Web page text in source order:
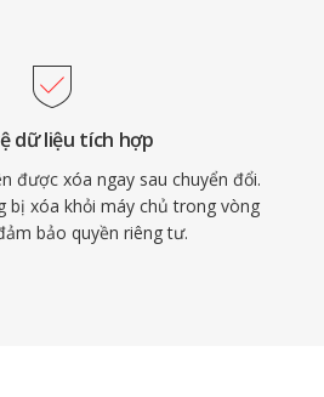
dữ liệu tích hợp
được xóa ngay sau chuyển đổi.
bị xóa khỏi máy chủ trong vòng
bảo quyền riêng tư.